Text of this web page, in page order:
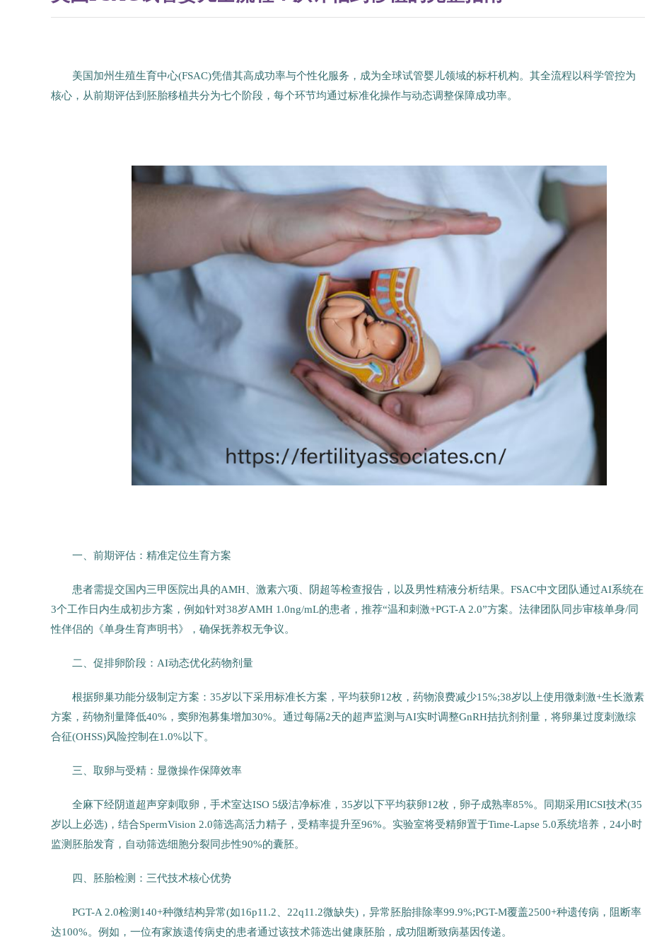
美国加州生殖生育中心(FSAC)凭借其高成功率与个性化服务，成为全球试管婴儿领域的标杆机构。其全流程以科学管控为
核心，从前期评估到胚胎移植共分为七个阶段，每个环节均通过标准化操作与动态调整保障成功率。
一、前期评估：精准定位生育方案
患者需提交国内三甲医院出具的AMH、激素六项、阴超等检查报告，以及男性精液分析结果。FSAC中文团队通过AI系统在
3个工作日内生成初步方案，例如针对38岁AMH 1.0ng/mL的患者，推荐“温和刺激+PGT-A 2.0”方案。法律团队同步审核单身/同
性伴侣的《单身生育声明书》，确保抚养权无争议。
二、促排卵阶段：AI动态优化药物剂量
根据卵巢功能分级制定方案：35岁以下采用标准长方案，平均获卵12枚，药物浪费减少15%;38岁以上使用微刺激+生长激素
方案，药物剂量降低40%，窦卵泡募集增加30%。通过每隔2天的超声监测与AI实时调整GnRH拮抗剂剂量，将卵巢过度刺激综
合征(OHSS)风险控制在1.0%以下。
三、取卵与受精：显微操作保障效率
全麻下经阴道超声穿刺取卵，手术室达ISO 5级洁净标准，35岁以下平均获卵12枚，卵子成熟率85%。同期采用ICSI技术(35
岁以上必选)，结合SpermVision 2.0筛选高活力精子，受精率提升至96%。实验室将受精卵置于Time-Lapse 5.0系统培养，24小时
监测胚胎发育，自动筛选细胞分裂同步性90%的囊胚。
四、胚胎检测：三代技术核心优势
PGT-A 2.0检测140+种微结构异常(如16p11.2、22q11.2微缺失)，异常胚胎排除率99.9%;PGT-M覆盖2500+种遗传病，阻断率
达100%。例如，一位有家族遗传病史的患者通过该技术筛选出健康胚胎，成功阻断致病基因传递。